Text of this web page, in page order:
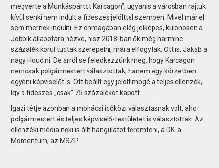
megverte a Munkáspártot Karcagon”, ugyanis a városban rajtuk
kívül senki nem indult a fideszes jelölttel szemben. Mivel már el
sem mernek indulni. Ez önmagában elég jelképes, különösen a
Jobbik állapotára nézve, hisz 2018-ban ők még harminc
százalék körül tudtak szerepelni, mára elfogytak. Ott is. Jakab a
nagy Houdini. De arról se feledkezzünk meg, hogy Karcagon
nemcsak polgármestert választottak, hanem egy körzetben
egyéni képviselőt is. Ott beállt egy jelölt mögé a teljes ellenzék,
így a fideszes „csak” 75 százalékot kapott.
Igazi tétje azonban a mohácsi időközi választásnak volt, ahol
polgármestert és teljes képviselő-testületet is választottak. Az
ellenzéki média neki is állt hangulatot teremteni, a DK, a
Momentum, az MSZP